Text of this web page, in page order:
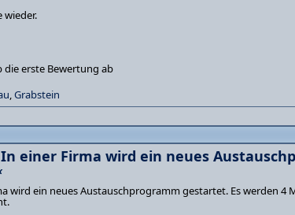
wieder.
die erste Bewertung ab
,Grabstein
In einer Firma wird ein neues
wird ein neues Austauschprogramm gestartet. Es werden 4